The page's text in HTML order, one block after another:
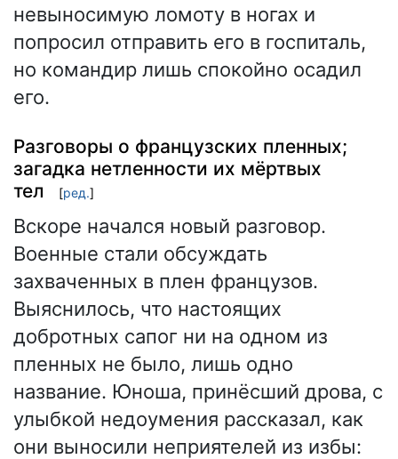
невыносимую ломоту в ногах и
попросил отправить его в госпиталь,
но командир лишь спокойно осадил
его.
Разговоры о французских пленных;
загадка нетленности их мёртвых
тел
[ред.]
Вскоре начался новый разговор.
Военные стали обсуждать
захваченных в плен французов.
Выяснилось, что настоящих
добротных сапог ни на одном из
пленных не было, лишь одно
название. Юноша, принёсший дрова, с
улыбкой недоумения рассказал, как
они выносили неприятелей из избы: